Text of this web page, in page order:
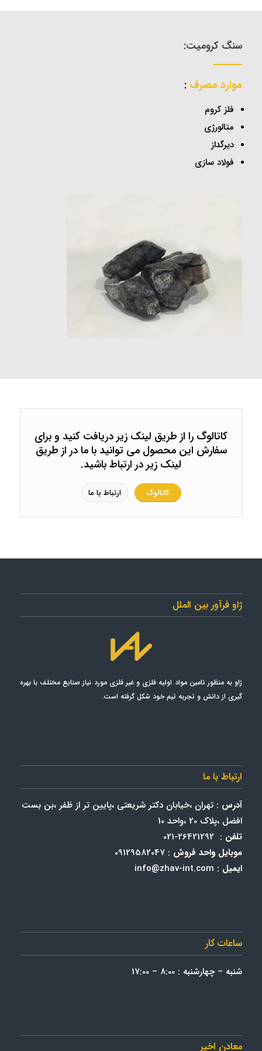
سنگ کرومیت:
موارد مصرف :
فلز کروم
متالورژی
دیرگداز
فولاد سازی
کاتالوگ را از طریق لینک زیر دریافت کنید و برای
سفارش این محصول می توانید با ما در از طریق
لینک زیر در ارتباط باشید.
کاتالوگ ارتباط با ما
ژاو فرآور بین الملل
ژاو به منظور تامین مواد اولیه فلزی و غیر فلزی مورد نياز صنايع مختلف با بهره
گیری از دانش و تجربه تیم خود شکل گرفته است.
ارتباط با ما
آدرس : تهران ،خیابان دکتر شریعتی ،پایین تر از ظفر ،بن بست
افضل ،پلاک 20 ،واحد 10
تلفن : 26421292-021
موبایل واحد فروش : 09129582047
ایمیل : info@zhav-int.com
ساعات کار
شنبه – چهارشنبه : 8:00 – 17:00
معادن اخیر